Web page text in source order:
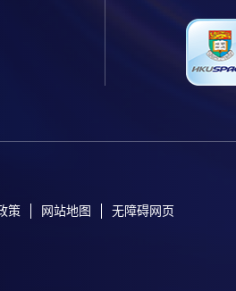
策 网站地图 无障碍网页